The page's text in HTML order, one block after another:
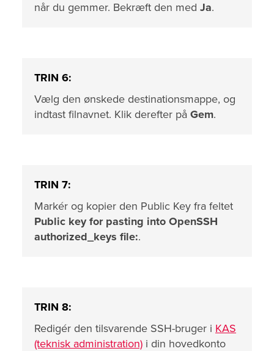
når du gemmer. Bekræft den med Ja.
TRIN 6:
Vælg den ønskede destinationsmappe, og
indtast filnavnet. Klik derefter på Gem.
TRIN 7:
Markér og kopier den Public Key fra feltet
Public key for pasting into OpenSSH
authorized_keys file:.
TRIN 8:
Redigér den tilsvarende SSH-bruger i KAS
(teknisk administration) i din hovedkonto